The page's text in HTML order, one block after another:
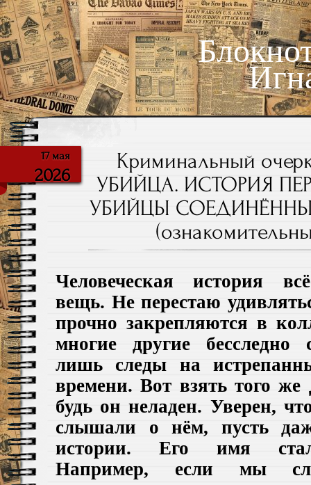
17 мая
2026
Криминальный
УБИЙЦА. ИСТОРИЯ
УБИЙЦЫ
Человеческая история
вещь. Не перестаю
прочно закрепляются в
многие другие бесследно
лишь следы на
времени. Вот взять того
будь он неладен. Уверен,
слышали о нём, пусть
истории. Его имя
Например, если мы